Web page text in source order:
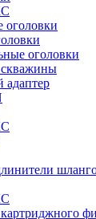
оголовки
оголовки